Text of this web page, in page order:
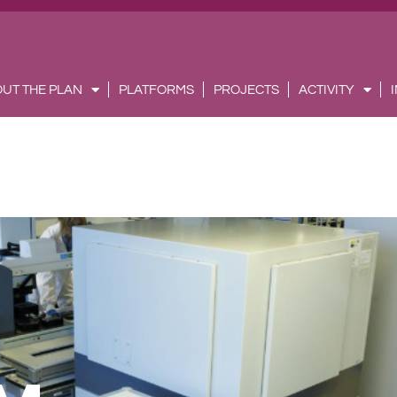
THE PLAN PLATFORMS PROJECTS ACTIVITY